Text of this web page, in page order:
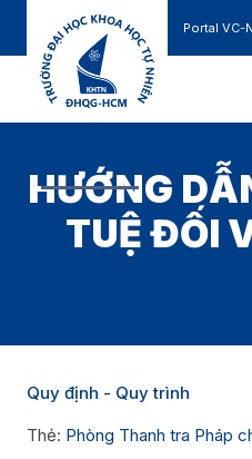
Portal VC-
HƯỚNG
TUỆ ĐỐI
Quy định - Quy trình
Thẻ: Phòng Thanh tra Pháp